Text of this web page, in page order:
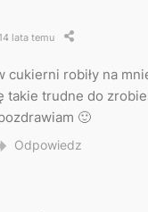
lata temu
cukierni robiły na
takie trudne do
🙂
Odpowiedz